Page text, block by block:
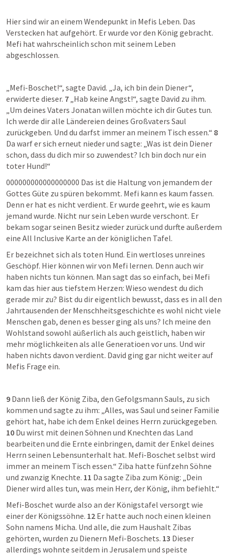
Hier sind wir an einem Wendepunkt in Mefis Leben. Das
Verstecken hat aufgehört. Er wurde vor den König gebracht.
Mefi hat wahrscheinlich schon mit seinem Leben
abgeschlossen.
„Mefi-Boschet!“, sagte David. „Ja, ich bin dein Diener“,
erwiderte dieser. 7 „Hab keine Angst!“, sagte David zu ihm.
„Um deines Vaters Jonatan willen möchte ich dir Gutes tun.
Ich werde dir alle Ländereien deines Großvaters Saul
zurückgeben. Und du darfst immer an meinem Tisch essen.“ 8
Da warf er sich erneut nieder und sagte: „Was ist dein Diener
schon, dass du dich mir so zuwendest? Ich bin doch nur ein
toter Hund!“
000000000000000000 Das ist die Haltung von jemandem der
Gottes Güte zu spüren bekommt. Mefi kann es kaum fassen.
Denn er hat es nicht verdient. Er wurde geehrt, wie es kaum
jemand wurde. Nicht nur sein Leben wurde verschont. Er
bekam sogar seinen Besitz wieder zurück und durfte außerdem
eine All Inclusive Karte an der königlichen Tafel.
Er bezeichnet sich als toten Hund. Ein wertloses unreines
Geschöpf. Hier können wir von Mefi lernen. Denn auch wir
haben nichts tun können. Man sagt das so einfach, bei Mefi
kam das hier aus tiefstem Herzen: Wieso wendest du dich
gerade mir zu? Bist du dir eigentlich bewusst, dass es in all den
Jahrtausenden der Menschheitsgeschichte es wohl nicht viele
Menschen gab, denen es besser ging als uns? Ich meine den
Wohlstand sowohl aüßerlich als auch geistlich, haben wir
mehr möglichkeiten als alle Generatioen vor uns. Und wir
haben nichts davon verdient. David ging gar nicht weiter auf
Mefis Frage ein.
9 Dann ließ der König Ziba, den Gefolgsmann Sauls, zu sich
kommen und sagte zu ihm: „Alles, was Saul und seiner Familie
10 Du wirst mit deinen Söhnen und Knechten das Land
bearbeiten und die Ernte einbringen, damit der Enkel deines
Herrn seinen Lebensunterhalt hat. Mefi-Boschet selbst wird
immer an meinem Tisch essen.“ Ziba hatte fünfzehn Söhne
und zwanzig Knechte. 11 Da sagte Ziba zum König: „Dein
Diener wird alles tun, was mein Herr, der König, ihm befiehlt.“
Mefi-Boschet wurde also an der Königstafel versorgt wie
einer der Königssöhne. 12 Er hatte auch noch einen kleinen
Sohn namens Micha. Und alle, die zum Haushalt Zibas
gehörten, wurden zu Dienern Mefi-Boschets. 13 Dieser
allerdings wohnte seitdem in Jerusalem und speiste